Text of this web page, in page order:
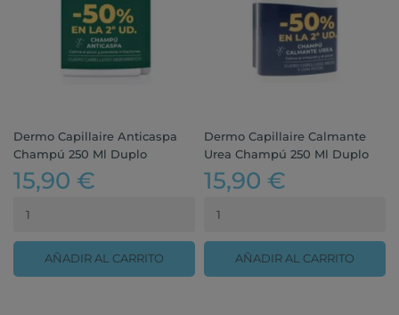
Dermo Capillaire Anticaspa
Champú 250 Ml Duplo
15,90 €
AÑADIR AL CARRITO
Dermo Capillaire Calmante
Urea Champú 250 Ml Duplo
15,90 €
AÑADIR AL CARRITO